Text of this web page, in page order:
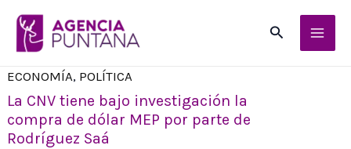
Buscar
ECONOMÍA, POLÍTICA
La CNV tiene bajo investigación la
compra de dólar MEP por parte de
Rodríguez Saá